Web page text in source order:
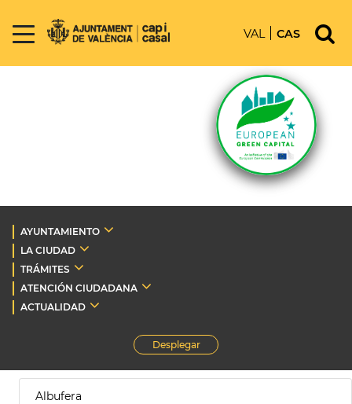
VAL CAS
AYUNTAMIENTO
LA CIUDAD
TRÁMITES
ATENCIÓN CIUDADANA
ACTUALIDAD
Desplegar
Albufera